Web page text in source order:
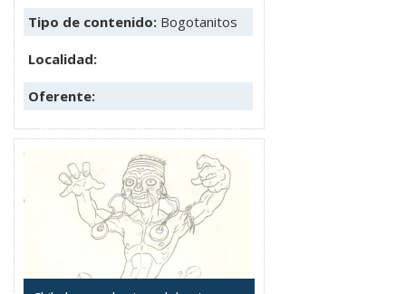
Tipo de contenido: Bogotanitos
Localidad:
Oferente: